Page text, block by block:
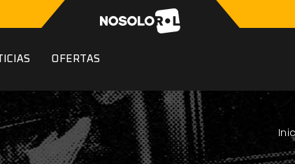
OFERTAS